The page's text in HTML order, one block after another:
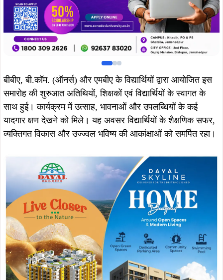
बीबीए, बी.कॉम. (ऑनर्स) और एमबीए के विद्यार्थियों द्वारा आयोजित इस
समारोह की शुरुआत अतिथियों, शिक्षकों एवं विद्यार्थियों के स्वागत के
साथ हुई। कार्यक्रम में उत्साह, भावनाओं और उपलब्धियों के कई
यादगार क्षण देखने को मिले। यह अवसर विद्यार्थियों के शैक्षणिक सफर,
व्यक्तिगत विकास और उज्ज्वल भविष्य की आकांक्षाओं को समर्पित रहा।